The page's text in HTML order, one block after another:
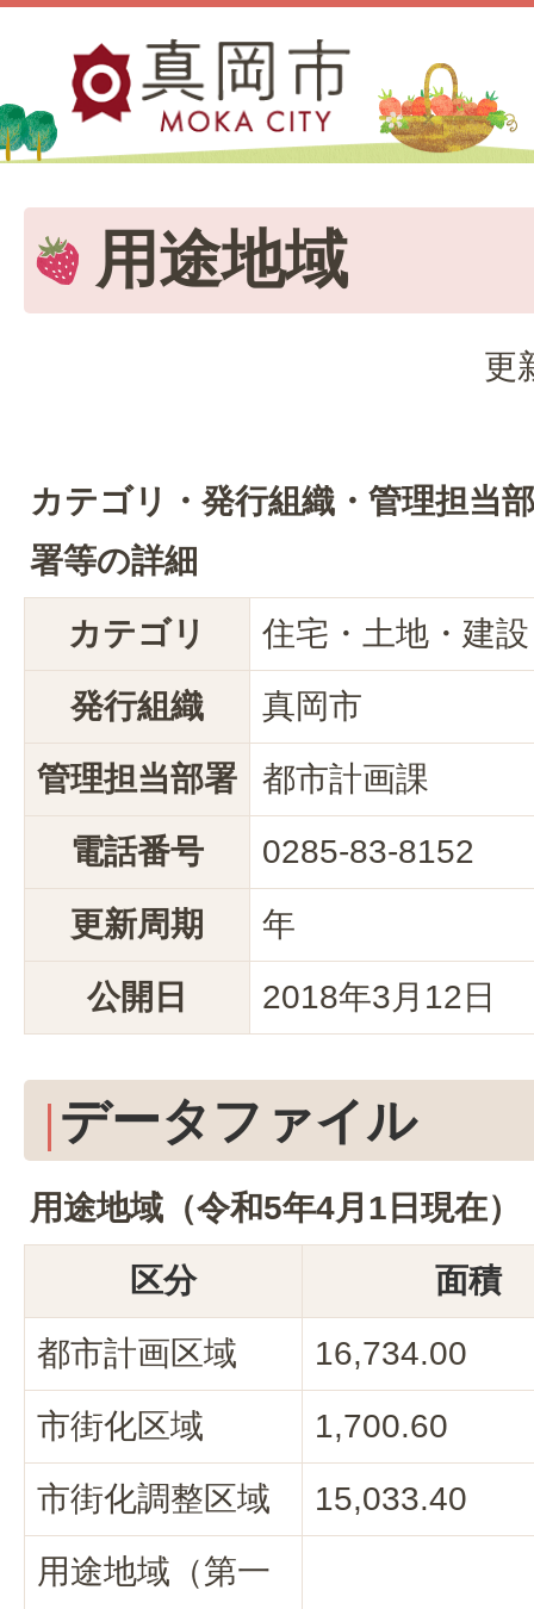
用途地域
更
カテゴリ・発行組織・管理担当部
署等の詳細
カテゴリ
住宅・土地・建設
発行組織
真岡市
管理担当部署
都市計画課
電話番号
0285-83-8152
更新周期
年
公開日
2018年3月12日
データファイル
用途地域（令和5年4月1日現在）
区分
面積
都市計画区域
16,734.00
市街化区域
1,700.60
市街化調整区域
15,033.40
用途地域（第一